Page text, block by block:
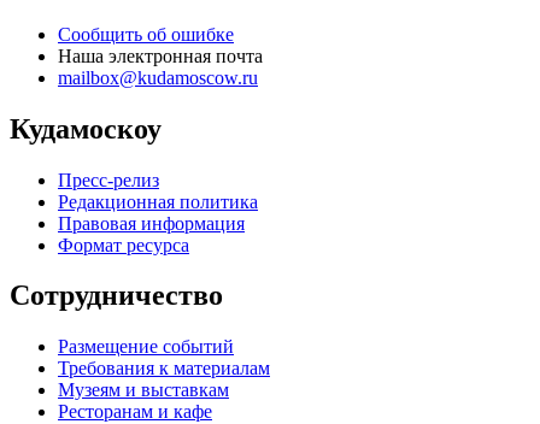
Сообщить об ошибке
Наша электронная почта
mailbox@kudamoscow.ru
Кудамоскоу
Пресс-релиз
Редакционная политика
Правовая информация
Формат ресурса
Сотрудничество
Размещение событий
Требования к материалам
Музеям и выставкам
Ресторанам и кафе